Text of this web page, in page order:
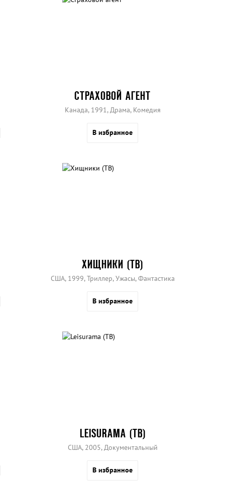
СТРАХОВОЙ АГЕНТ
Канада, 1991, Драма, Комедия
В избранное
ХИЩНИКИ (ТВ)
США, 1999, Триллер, Ужасы, Фантастика
В избранное
LEISURAMA (ТВ)
США, 2005, Документальный
В избранное